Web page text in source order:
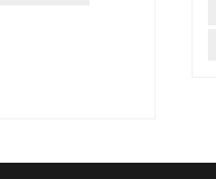
ثابتة. مقارنةً
مستمر، إنتاج على
انقطاع.جودة
العامل، مما يضمن
تعرض العمال